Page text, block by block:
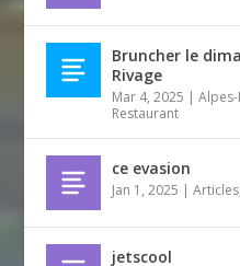
Bruncher le
Rivage
Mar 4, 2025 |
Restaurant
ce evasion
Jan 1, 2025 |Articles
jetscool